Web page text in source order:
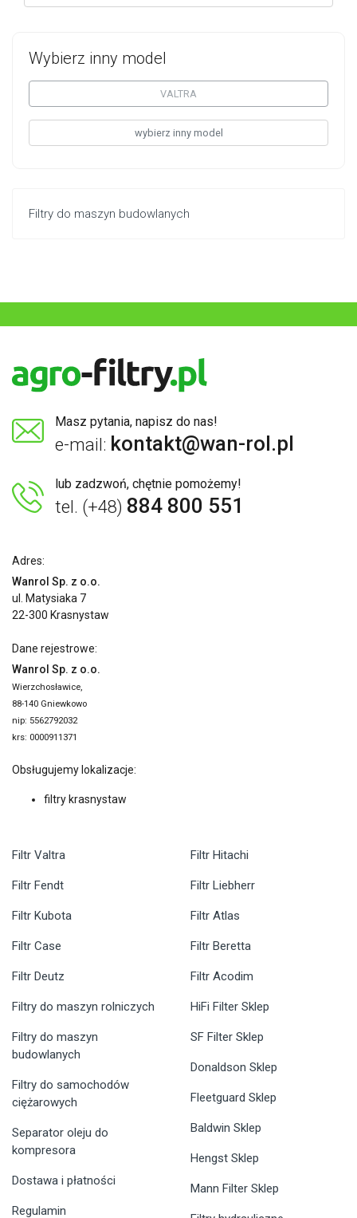
Wybierz inny model
VALTRA
wybierz inny model
Filtry do maszyn budowlanych
Masz pytania, napisz do nas!
e-mail: kontakt@wan-rol.pl
lub zadzwoń, chętnie pomożemy!
tel. (+48) 884 800 551
Adres:
Wanrol Sp. z o.o.
ul. Matysiaka 7
22-300 Krasnystaw
Dane rejestrowe:
Wanrol Sp. z o.o.
Wierzchosławice,
88-140 Gniewkowo
nip: 5562792032
krs: 0000911371
Obsługujemy lokalizacje:
filtry krasnystaw
Filtr Valtra
Filtr Fendt
Filtr Kubota
Filtr Case
Filtr Deutz
Filtr Hitachi
Filtr Liebherr
Filtr Atlas
Filtr Beretta
Filtr Acodim
Filtry do maszyn rolniczych
Filtry do maszyn
budowlanych
Filtry do samochodów
ciężarowych
Separator oleju do
kompresora
Dostawa i płatności
Regulamin
HiFi Filter Sklep
SF Filter Sklep
Donaldson Sklep
Fleetguard Sklep
Baldwin Sklep
Hengst Sklep
Mann Filter Sklep